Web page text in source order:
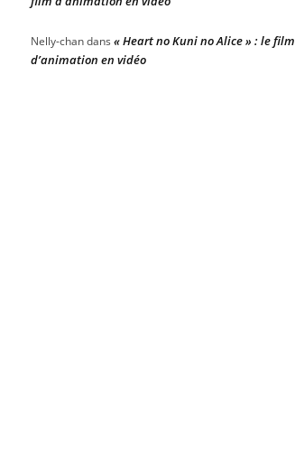
Nelly-chandans « Heart no Kuni no Alice » : le film
d’animation en vidéo